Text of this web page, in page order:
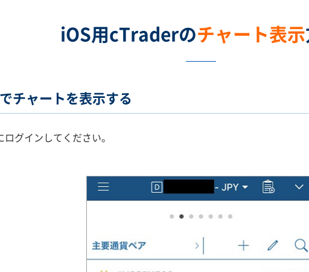
iOS用cTraderのチャート表示
チャートを表示する
グインしてください。